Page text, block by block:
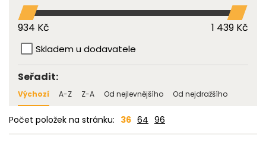
934 Kč 1 439 Kč
Skladem u dodavatele
Seřadit:
Výchozí A-Z Z-A Od nejlevnějšího Od nejdražšího
Počet položek na stránku: 36 64 96